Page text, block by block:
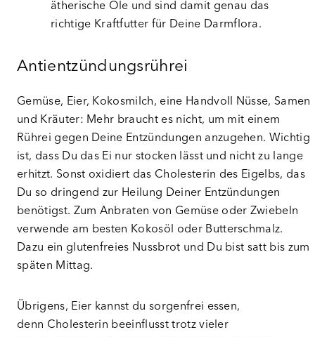
ätherische Öle und sind damit genau das
richtige Kraftfutter für Deine Darmflora.
Antientzündungsrührei
Gemüse, Eier, Kokosmilch, eine Handvoll Nüsse, Samen
und Kräuter: Mehr braucht es nicht, um mit einem
Rührei gegen Deine Entzündungen anzugehen. Wichtig
ist, dass Du das Ei nur stocken lässt und nicht zu lange
erhitzt. Sonst oxidiert das Cholesterin des Eigelbs, das
Du so dringend zur Heilung Deiner Entzündungen
benötigst. Zum Anbraten von Gemüse oder Zwiebeln
verwende am besten Kokosöl oder Butterschmalz.
Dazu ein glutenfreies Nussbrot und Du bist satt bis zum
späten Mittag.
Übrigens, Eier kannst du sorgenfrei essen,
denn Cholesterin beeinflusst trotz vieler